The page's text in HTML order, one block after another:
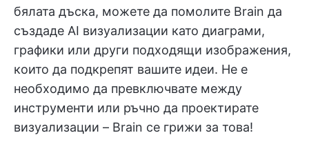
бялата дъска, можете да помолите Brain да
създаде AI визуализации като диаграми,
графики или други подходящи изображения,
които да подкрепят вашите идеи. Не е
необходимо да превключвате между
инструменти или ръчно да проектирате
визуализации – Brain се грижи за това!